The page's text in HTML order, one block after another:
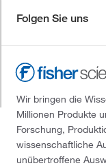
Folgen Sie uns
Wir bringen die
Millionen Produkte
Forschung,
wissenschaftliche
unübertroffene